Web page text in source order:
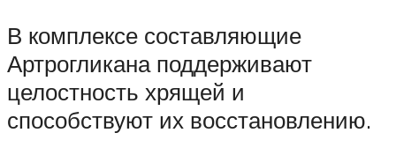
В комплексе составляющие
Артрогликана поддерживают
целостность хрящей и
способствуют их восстановлению.